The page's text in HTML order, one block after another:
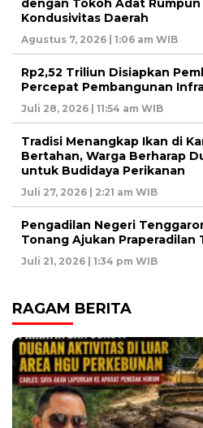
Kondusivitas Daerah
Agustus 7, 2026 | 1:06 am WIB
Rp2,52 Triliun Disiapkan
Percepat Pembangunan
Juli 28, 2026 | 11:54 am WIB
Tradisi Menangkap Ikan di
Bertahan, Warga Berharap
untuk Budidaya Perikanan
Juli 27, 2026 | 2:21 am WIB
Pengadilan Negeri
Tonang Ajukan Praperadilan
Juli 21, 2026 | 1:34 pm WIB
RAGAM BERITA